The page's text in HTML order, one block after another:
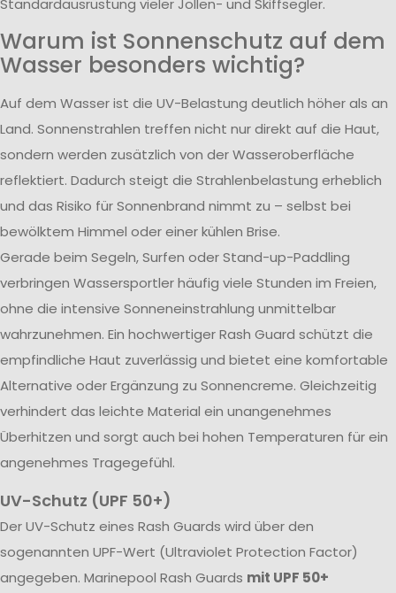
Warum ist Sonnenschutz auf dem
Wasser besonders wichtig?
Auf dem Wasser ist die UV-Belastung deutlich höher als an
Land. Sonnenstrahlen treffen nicht nur direkt auf die Haut,
sondern werden zusätzlich von der Wasseroberfläche
reflektiert. Dadurch steigt die Strahlenbelastung erheblich
und das Risiko für Sonnenbrand nimmt zu – selbst bei
bewölktem Himmel oder einer kühlen Brise.
Gerade beim Segeln, Surfen oder Stand-up-Paddling
verbringen Wassersportler häufig viele Stunden im Freien,
ohne die intensive Sonneneinstrahlung unmittelbar
wahrzunehmen. Ein hochwertiger Rash Guard schützt die
empfindliche Haut zuverlässig und bietet eine komfortable
Alternative oder Ergänzung zu Sonnencreme. Gleichzeitig
verhindert das leichte Material ein unangenehmes
Überhitzen und sorgt auch bei hohen Temperaturen für ein
angenehmes Tragegefühl.
UV-Schutz (UPF 50+)
Der UV-Schutz eines Rash Guards wird über den
sogenannten UPF-Wert (Ultraviolet Protection Factor)
angegeben. Marinepool Rash Guards mit UPF 50+